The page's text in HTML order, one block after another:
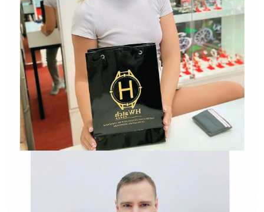
HWATCH Chuyên Nhập khẩu Và Phân Phối Các Loại
Đồng Hồ Chính Hãng
Hwatch Chuyên Nhập khẩu Và Phân Phối Các Loại
Đồng Hồ Chính Hãng
Hwatch Chuyên Nhập khẩu Và Phân Phối Các Loại